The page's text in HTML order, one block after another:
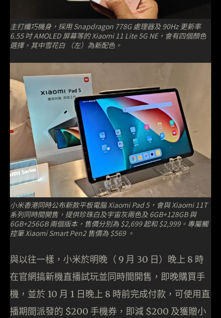
主打纖巧機身，採用 Snapdragon 778G 處理器及 90Hz 更新率
6.55 吋 AMOLED 屏幕等的 Xiaomi 11 Lite 5G NE，會有四個顏色
選擇，其中雪花白 （左）為新配色。
小米香港同時公布新款平板電腦 Xiaomi Pad 5，會與 Xiaomi 11T
系列同時間開售，提供珍珠白及宇宙灰兩色及 6GB+128GB 與
6GB+256GB 兩個版本，售價分別為 $2,699 起和 $2,999。專屬觸
控筆 Xiaomi Smart Pen2 售價為 $569 。
與以往一樣，小米於明晚（ 9 月 30 日）晚上 8 時
在官網搞新機直播試玩並同時間開售，即晚購買手
機，並於 10 月 1 日晚上 8 時前完成付款，可使用直
播期間派發的 $200 手機券，即減 $200 及獲贈小